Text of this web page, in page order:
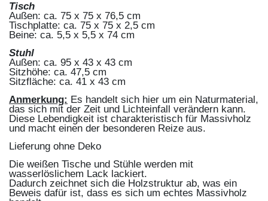
Tisch
Außen: ca. 75 x 75 x 76,5 cm
Tischplatte: ca. 75 x 75 x 2,5 cm
Beine: ca. 5,5 x 5,5 x 74 cm
Stuhl
Außen: ca. 95 x 43 x 43 cm
Sitzhöhe: ca. 47,5 cm
Sitzfläche: ca. 41 x 43 cm
Anmerkung: Es handelt sich hier um ein Naturmaterial,
das sich mit der Zeit und Lichteinfall verändern kann.
Diese Lebendigkeit ist charakteristisch für Massivholz
und macht einen der besonderen Reize aus.
Lieferung ohne Deko
Die weißen Tische und Stühle werden mit
wasserlöslichem Lack lackiert.
Dadurch zeichnet sich die Holzstruktur ab, was ein
Beweis dafür ist, dass es sich um echtes Massivholz